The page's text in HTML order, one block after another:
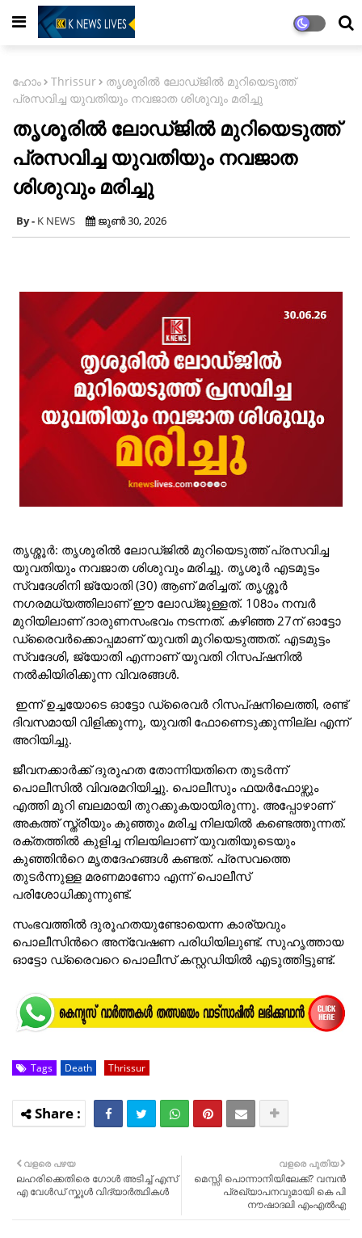
ഹോം Thrissur
തൃശൂരിൽ ലോഡ്ജിൽ മുറിയെടുത്ത്
പ്രസവിച്ച യുവതിയും നവജാത ശിശുവും മരിച്ചു
തൃശൂരിൽ ലോഡ്ജിൽ മുറിയെടുത്ത്
പ്രസവിച്ച യുവതിയും നവജാത
ശിശുവും മരിച്ചു
K NEWS ജൂൺ 30, 2026
തൃശ്ശൂർ: തൃശൂരിൽ ലോഡ്ജിൽ മുറിയെടുത്ത് പ്രസവിച്ച
യുവതിയും നവജാത ശിശുവും മരിച്ചു. തൃശൂർ എടമുട്ടം
സ്വദേശിനി ജ്യോതി (30) ആണ് മരിച്ചത്. തൃശ്ശൂര്‍
നഗരമധ്യത്തിലാണ് ഈ ലോഡ്ജുള്ളത്. 108ാം നമ്പര്‍
മുറിയിലാണ് ദാരുണസംഭവം നടന്നത്. കഴിഞ്ഞ 27ന് ഓട്ടോ
ഡ്രൈവര്‍ക്കൊപ്പമാണ് യുവതി മുറിയെടുത്തത്. എടമുട്ടം
സ്വദേശി, ജ്യോതി എന്നാണ് യുവതി റിസപ്ഷനിൽ
നൽകിയിരിക്കുന്ന വിവരങ്ങള്‍.
ഇന്ന് ഉച്ചയോടെ ഓട്ടോ ഡ്രൈവര്‍ റിസപ്ഷനിലെത്തി, രണ്ട്
ദിവസമായി വിളിക്കുന്നു, യുവതി ഫോണെടുക്കുന്നില്ല എന്ന്
അറിയിച്ചു.
ജീവനക്കാര്‍ക്ക് ദുരൂഹത തോന്നിയതിനെ തുടര്‍ന്ന്
പൊലീസിൽ വിവരമറിയിച്ചു. പൊലീസും ഫയര്‍ഫോഴ്സും
എത്തി മുറി ബലമായി തുറക്കുകയായിരുന്നു. അപ്പോഴാണ്
അകത്ത് സ്ത്രീയും കുഞ്ഞും മരിച്ച നിലയിൽ കണ്ടെത്തുന്നത്.
രക്തത്തിൽ കുളിച്ച നിലയിലാണ് യുവതിയുടെയും
കുഞ്ഞിന്‍റെ മൃതദേഹങ്ങള്‍ കണ്ടത്. പ്രസവത്തെ
തുടര്‍ന്നുള്ള മരണമാണോ എന്ന് പൊലീസ്
പരിശോധിക്കുന്നുണ്ട്.
സംഭവത്തിൽ ദുരൂഹതയുണ്ടോയെന്ന കാര്യവും
പൊലീസിന്‍റെ അന്വേഷണ പരിധിയിലുണ്ട്. സുഹൃത്തായ
ഓട്ടോ ഡ്രൈവറെ പൊലീസ് കസ്റ്റഡിയിൽ എടുത്തിട്ടുണ്ട്.
Tags Death Thrissur
വളരെ പുതിയ
മെസ്സി പൊന്നാനിയിലേക്ക്? വമ്പൻ
പ്രഖ്യാപനവുമായി കെ പി
നൗഷാദലി എംഎൽഎ
വളരെ പഴയ
ലഹരിക്കെതിരെ ഗോൾ അടിച്ച് എസ്
എ വേൾഡ് സ്കൂൾ വിദ്യാർത്ഥികൾ